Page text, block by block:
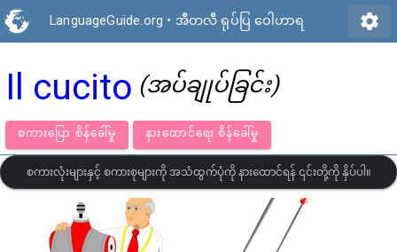
LanguageGuide.org • အီတလီ ရုပ်ပြ ဝေါဟာရ settings
Il cucito (အပ်ချုပ်ခြင်း)
စကားပြော စိန်ခေါ်မှု နားထောင်ရေး စိန်ခေါ်မှု
စကားလုံးများနှင့် စကားစုများကို အသံထွက်ပုံကို နားထောင်ရန် ၎င်းတို့ကို နှိပ်ပါ။